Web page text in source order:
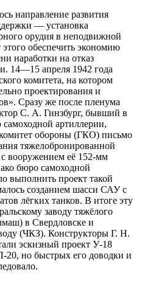
направление развития
— установка
орудия в неподвижной
обеспечить экономию
наработки на отказ
14—15 апреля 1942 года
комитета, на котором
проектирования и
Сразу же после пленума
С. А. Гинзбург, бывший в
артиллерии,
обороны (ГКО) письмо
тяжелобронированной
вооружением её 152-мм
бюро самоходной
выполнить проект такой
созданием шасси САУ с
лёгких танков. В итоге эту
заводу тяжёлого
в Свердловске и
(ЧКЗ). Конструкторы Г. Н.
эскизный проект У-18
но быстрых его доводки и